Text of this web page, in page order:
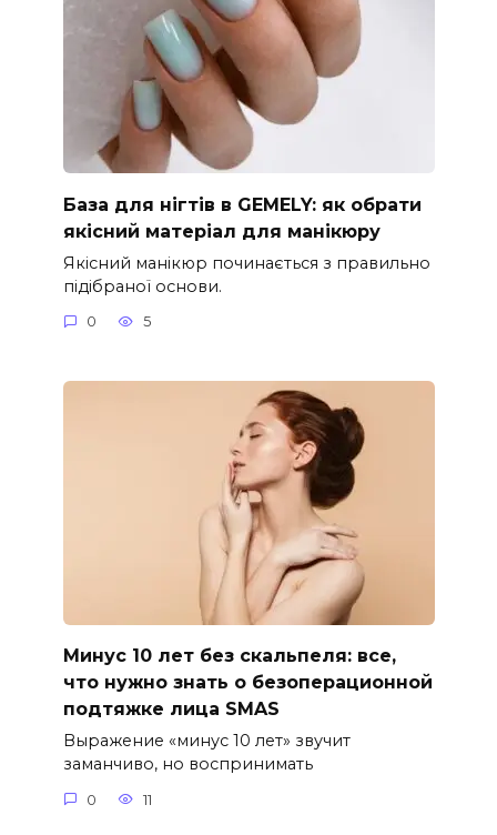
База для нігтів в GEMELY: як обрати
якісний матеріал для манікюру
Якісний манікюр починається з правильно
підібраної основи.
0 5
Минус 10 лет без скальпеля: все,
что нужно знать о безоперационной
подтяжке лица SMAS
Выражение «минус 10 лет» звучит
заманчиво, но воспринимать
0 11